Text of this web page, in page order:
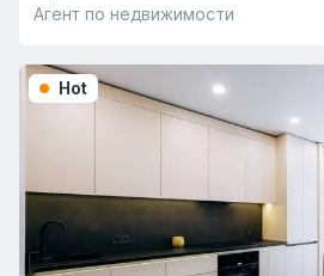
Агент по недвижимости
Hot